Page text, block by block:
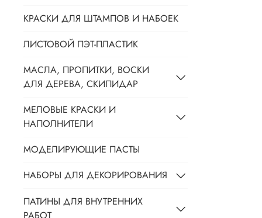
КРАСКИ ДЛЯ ШТАМПОВ И НАБОЕК
ЛИСТОВОЙ ПЭТ-ПЛАСТИК
МАСЛА, ПРОПИТКИ, ВОСКИ
ДЛЯ ДЕРЕВА, СКИПИДАР
МЕЛОВЫЕ КРАСКИ И
НАПОЛНИТЕЛИ
МОДЕЛИРУЮЩИЕ ПАСТЫ
НАБОРЫ ДЛЯ ДЕКОРИРОВАНИЯ
ПАТИНЫ ДЛЯ ВНУТРЕННИХ
РАБОТ